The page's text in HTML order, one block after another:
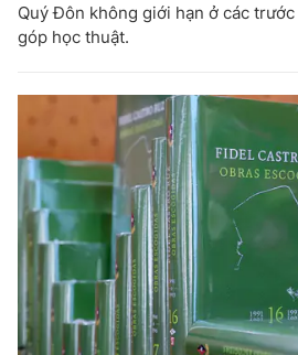
Quý Đôn không giới hạn ở các
góp học thuật.